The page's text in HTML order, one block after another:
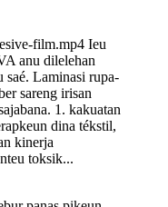
film.mp4 Ieu
anu dilelehan
saé. Laminasi rupa-
sareng irisan
1. kakuatan
dina tékstil,
kinerja
toksik...